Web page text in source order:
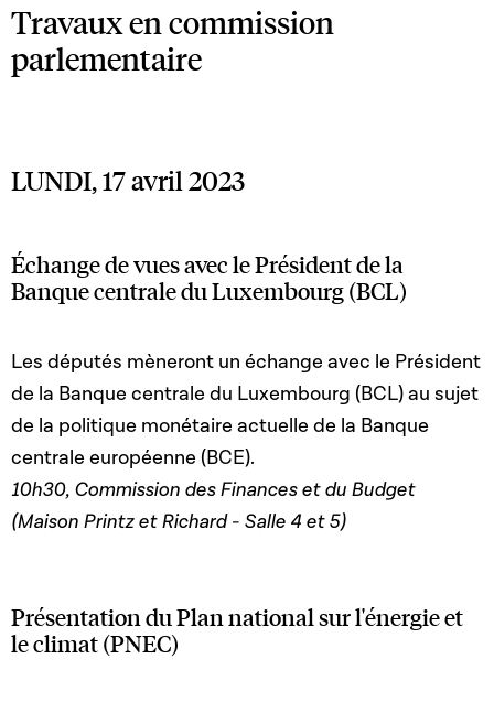
Travaux en commission
parlementaire
LUNDI, 17 avril 2023
Échange de vues avec le Président de la
Banque centrale du Luxembourg (BCL)
Les députés mèneront un échange avec le Président
de la Banque centrale du Luxembourg (BCL) au sujet
de la politique monétaire actuelle de la Banque
centrale européenne (BCE).
10h30, Commission des Finances et du Budget
(Maison Printz et Richard - Salle 4 et 5)
Présentation du Plan national sur l'énergie et
le climat (PNEC)